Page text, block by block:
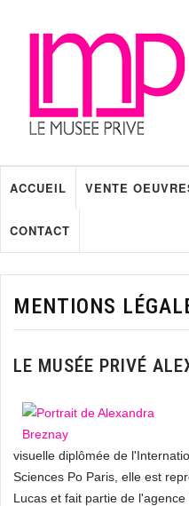
ACCUEIL VENTE
CONTACT
MENTIONS
LE MUSÉE PRIVÉ
visuelle diplômée de
Sciences Po Paris, elle est
Lucas et fait partie de l'agence